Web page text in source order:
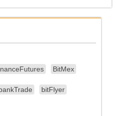
BitMex
bitFlyer